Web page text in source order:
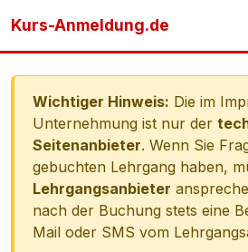
Kurs-Anmeldung.de
Wichtiger Hinweis: Die im
Unternehmung ist nur der
Seitenanbieter. Wenn Sie
gebuchten Lehrgang haben,
Lehrgangsanbieter
nach der Buchung stets eine
Mail oder SMS vom